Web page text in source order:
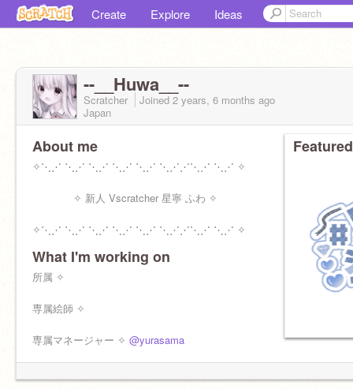
Create Explore Ideas
--__Huwa__--
Scratcher Joined 2 years, 6 months ago
Japan
About me
✧⋱⋰ ⋱⋰ ⋱⋰ ⋱⋰ ⋱⋰ ⋱⋰⋰⋱⋰ ⋱⋰ ✧
✧ 新人 Vscratcher 星寧 ふわ ✧
✧⋱⋰ ⋱⋰ ⋱⋰ ⋱⋰ ⋱⋰ ⋱⋰⋰⋱⋰ ⋱⋰ ✧
ғᴀ ✧ #ふわーと
ғɴ ✧ ふわりす
What I'm working on
所属 ✧
専属絵師 ✧
専属マネージャー ✧ @yurasama